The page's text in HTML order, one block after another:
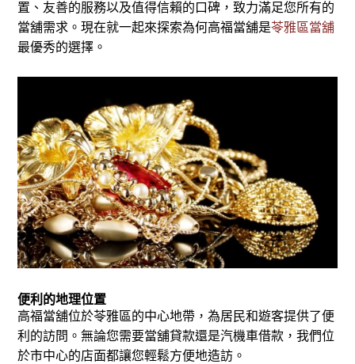
置、友善的服務以及值得信賴的口碑，致力滿足您所有的
當舖需求。現在就一起來探索為何高福當舖是苓雅區當舖
最優秀的選擇。
便利的地理位置
高福當舖位於苓雅區的中心地帶，為居民和遊客提供了便
利的訪問。無論您需要當舖貸款還是汽機車借款，我們位
於市中心的店面都讓您輕鬆方便地造訪。